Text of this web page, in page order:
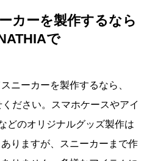
カーを製作するなら
で
ニーカーを製作するなら、
ださい。スマホケースやアイ
どのオリジナルグッズ製作は
りますが、スニーカーまで作